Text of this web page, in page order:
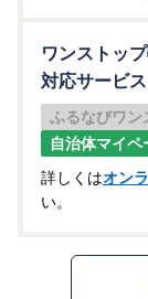
ワンストッ
対応サービス
ふるなびワン
自治体マイペ
詳しくはオン
い。